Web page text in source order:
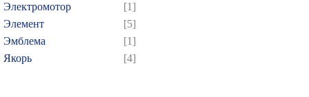
Электромотор
[1]
Элемент
[5]
Эмблема
[1]
Якорь
[4]